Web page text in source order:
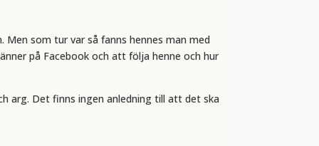
som tur var så fanns hennes man med
på Facebook och att följa henne och hur
arg. Det finns ingen anledning till att det ska